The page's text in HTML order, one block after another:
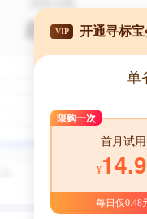
VIP 开通寻标
单
限购一次
首月试用
¥14.9
每日仅0.48